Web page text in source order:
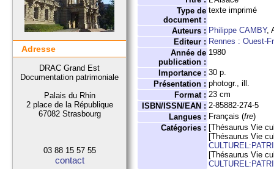
Type de
document :
texte imprimé
Auteurs : Philippe CAMBY,
Editeur : Rennes : Ouest-
Année de
publication :
1980
Importance : 30 p.
Présentation : photogr., ill.
Format : 23 cm
ISBN/ISSN/EAN : 2-85882-274-5
Langues : Français (fre)
Catégories : [Thésaurus Vie
[Thésaurus Vie
[Thésaurus Vie
Adresse
DRAC Grand Est
Documentation patrimoniale
Palais du Rhin
2 place de la République
67082 Strasbourg
03 88 15 57 55
contact